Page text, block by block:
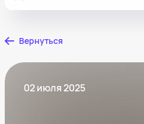
Вернуться
02 июля 2025